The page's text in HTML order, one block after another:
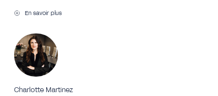
En savoir plus
Charlotte Martinez